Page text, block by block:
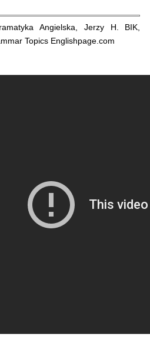
Angielska, Jerzy H. BIK,
Topics Englishpage.com